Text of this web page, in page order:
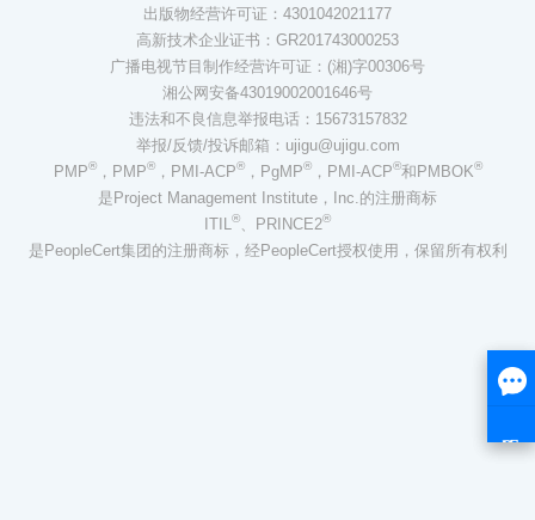
出版物经营许可证：4301042021177
高新技术企业证书：GR201743000253
广播电视节目制作经营许可证：(湘)字00306号
湘公网安备43019002001646号
违法和不良信息举报电话：15673157832
举报/反馈/投诉邮箱：ujigu@ujigu.com
PMP®，PMP®，PMI-ACP®，PgMP®，PMI-ACP®和PMBOK®
是Project Management Institute，Inc.的注册商标
ITIL®、PRINCE2®
是PeopleCert集团的注册商标，经PeopleCert授权使用，保留所有权利